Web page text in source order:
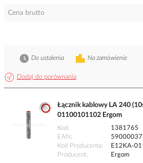
Cena brutto
Dodaj do porównania
Na zamówienie
Do ustalenia
Łącznik kablowy LA 240
01100101102 Ergom
Kod
1381765
EAN
Kod Producenta
E12KA-
Producent
Ergom